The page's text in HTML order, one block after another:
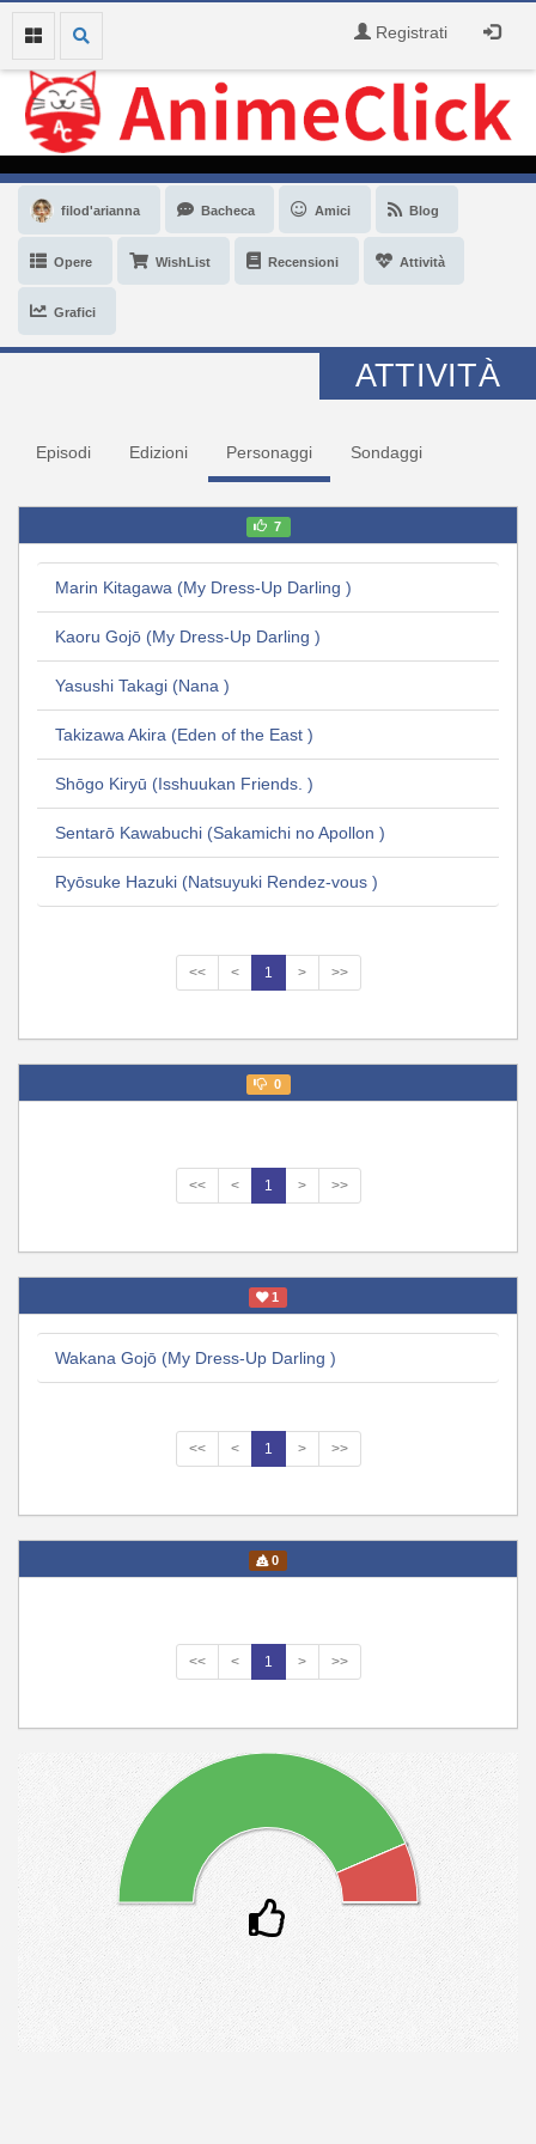
Registrati
filod'arianna Bacheca Amici Blog
Opere WishList Recensioni Attività
Grafici
ATTIVITÀ
Episodi Edizioni Personaggi Sondaggi
7
Marin Kitagawa (My Dress-Up Darling )
Kaoru Gojō (My Dress-Up Darling )
Yasushi Takagi (Nana )
Takizawa Akira (Eden of the East )
Shōgo Kiryū (Isshuukan Friends. )
Sentarō Kawabuchi (Sakamichi no Apollon )
Ryōsuke Hazuki (Natsuyuki Rendez-vous )
<< < 1 > >>
0
<< < 1 > >>
1
Wakana Gojō (My Dress-Up Darling )
<< < 1 > >>
0
<< < 1 > >>